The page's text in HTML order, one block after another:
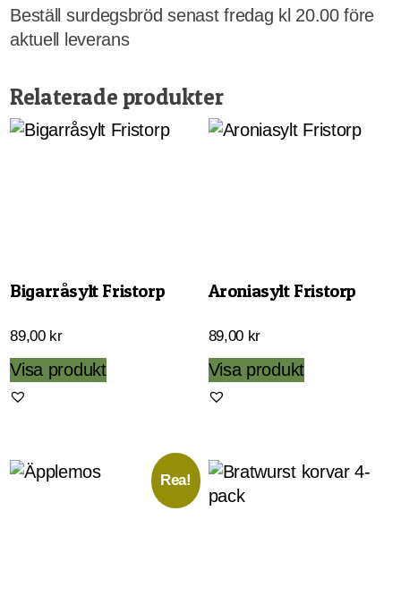
Beställ surdegsbröd senast fredag kl 20.00 före
aktuell leverans
Relaterade produkter
Bigarråsylt Fristorp
89,00 kr
Visa produkt
Aroniasylt Fristorp
89,00 kr
Visa produkt
Rea!